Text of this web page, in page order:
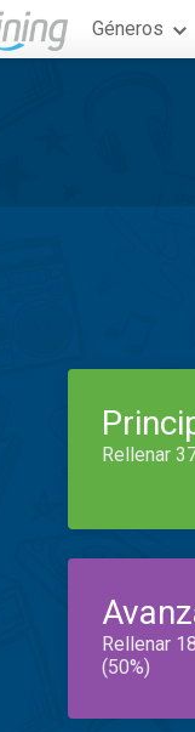
Géneros
Rellenar
Rellenar
(50%)